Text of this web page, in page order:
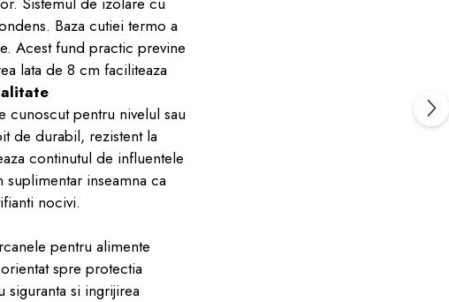
Baza cutiei termo a
Acest fund practic previne
lata de 8 cm faciliteaza
cunoscut pentru nivelul sau
de durabil, rezistent la
continutul de influentele
inseamna ca
nocivi.
pentru alimente
spre protectia
siguranta si ingrijirea